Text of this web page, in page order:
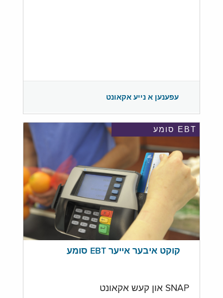
עפענען א נייע אקאונט
EBT סומע
קוקט איבער אייער EBT סומע
SNAP און קעש אקאונט